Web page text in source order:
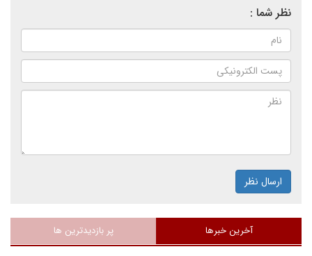
نظر شما :
ارسال نظر
آخرین خبرها پر بازدیدترین ها